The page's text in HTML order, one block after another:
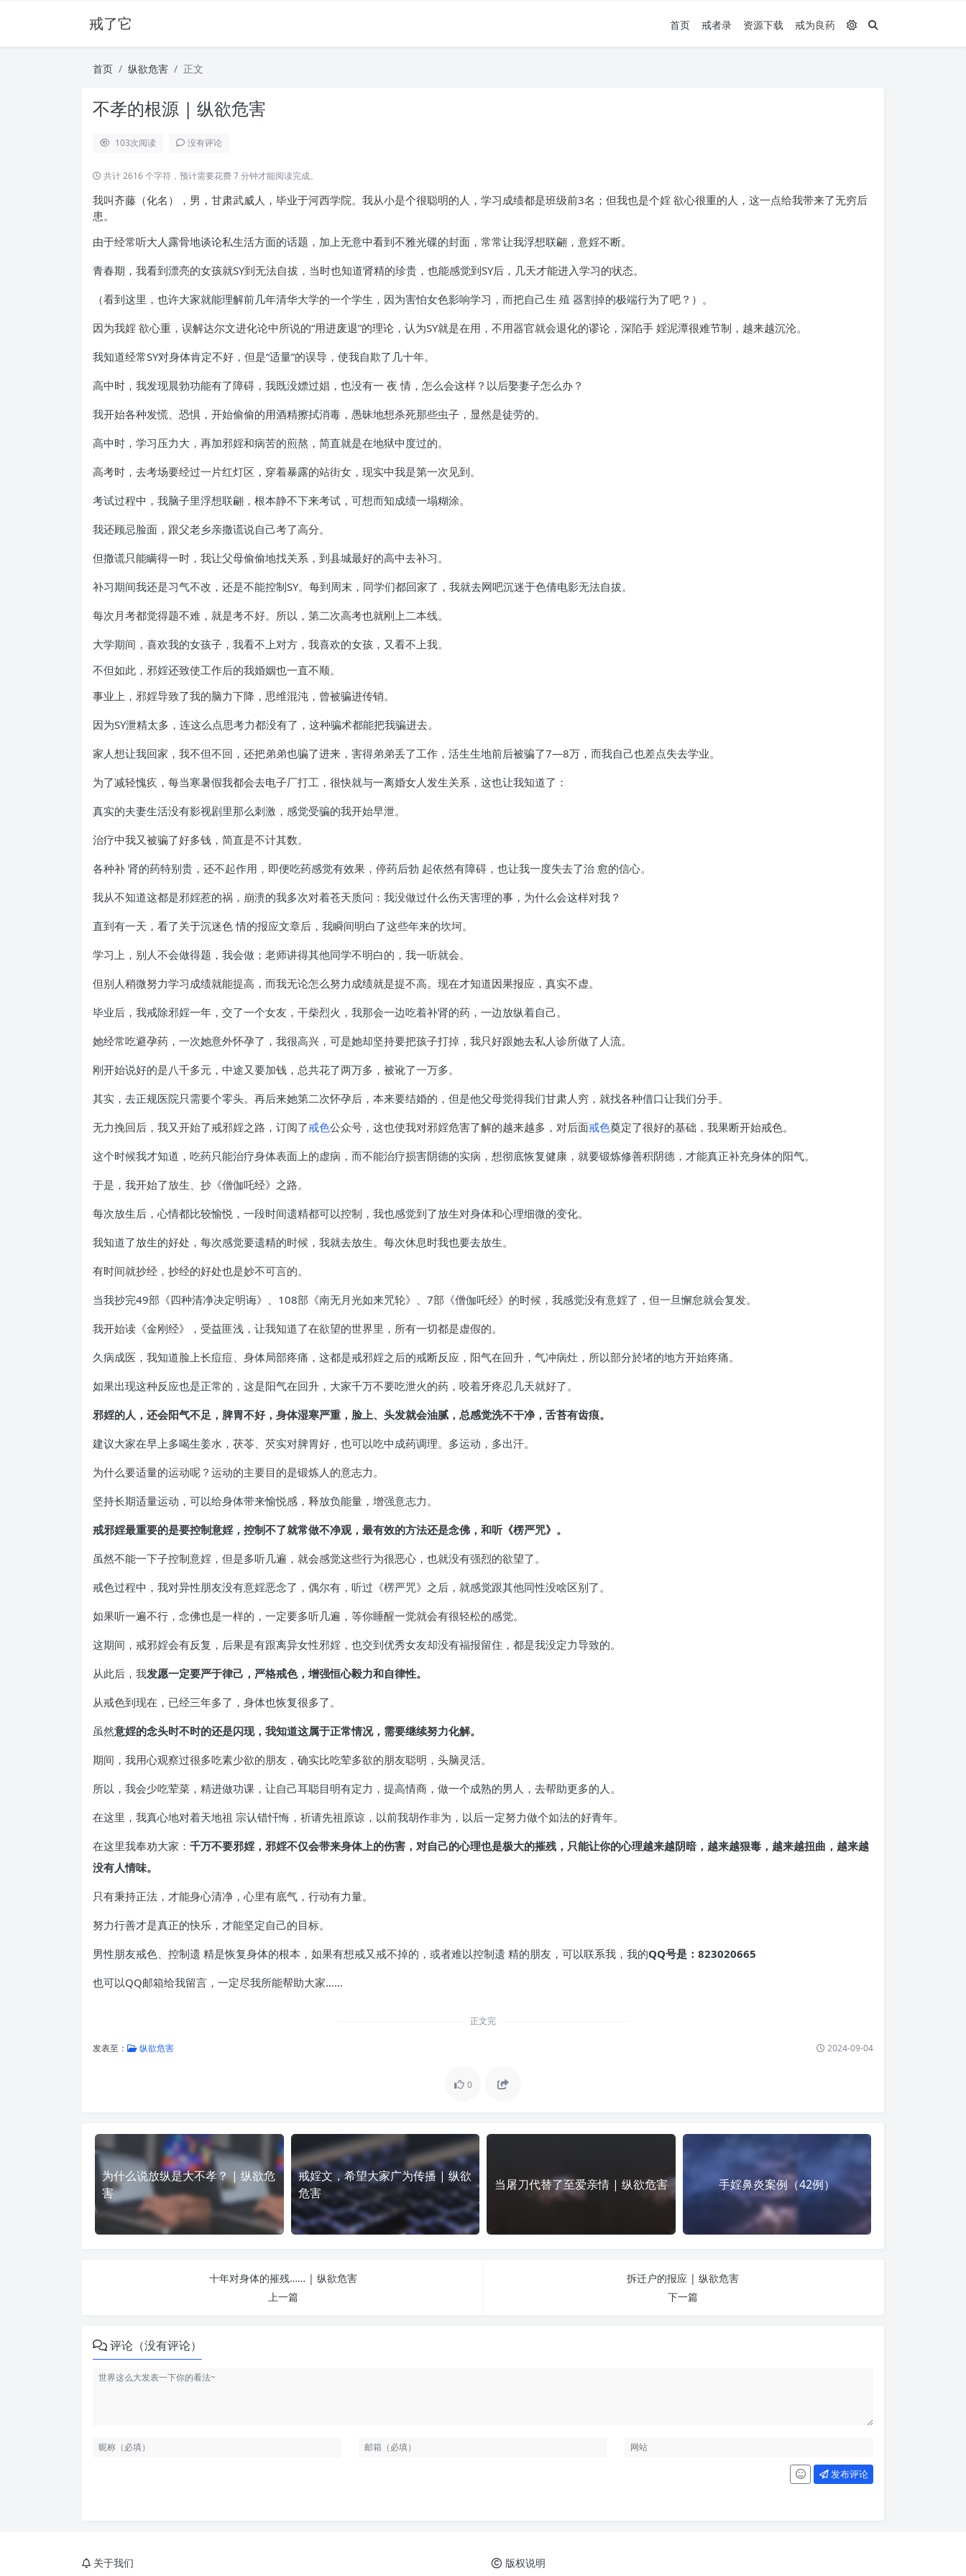
戒了它 首页 戒者录 资源下载 戒为良药
首页 纵欲危害 正文
不孝的根源 | 纵欲危害
103次阅读 没有评论
共计 2616 个字符，预计需要花费 7 分钟才能阅读完成。
我叫齐藤（化名），男，甘肃武威人，毕业于河西学院。我从小是个很聪明的人，学习成绩都是班级前3名；但我也是个婬 欲心很重的人，这一点给我带来了无穷后
患。
由于经常听大人露骨地谈论私生活方面的话题，加上无意中看到不雅光碟的封面，常常让我浮想联翩，意婬不断。
青春期，我看到漂亮的女孩就SY到无法自拔，当时也知道肾精的珍贵，也能感觉到SY后，几天才能进入学习的状态。
（看到这里，也许大家就能理解前几年清华大学的一个学生，因为害怕女色影响学习，而把自己生 殖 器割掉的极端行为了吧？）。
因为我婬 欲心重，误解达尔文进化论中所说的“用进废退”的理论，认为SY就是在用，不用器官就会退化的谬论，深陷手 婬泥潭很难节制，越来越沉沦。
我知道经常SY对身体肯定不好，但是“适量”的误导，使我自欺了几十年。
高中时，我发现晨勃功能有了障碍，我既没嫖过娼，也没有一 夜 情，怎么会这样？以后娶妻子怎么办？
我开始各种发慌、恐惧，开始偷偷的用酒精擦拭消毒，愚昧地想杀死那些虫子，显然是徒劳的。
高中时，学习压力大，再加邪婬和病苦的煎熬，简直就是在地狱中度过的。
高考时，去考场要经过一片红灯区，穿着暴露的站街女，现实中我是第一次见到。
考试过程中，我脑子里浮想联翩，根本静不下来考试，可想而知成绩一塌糊涂。
我还顾忌脸面，跟父老乡亲撒谎说自己考了高分。
但撒谎只能瞒得一时，我让父母偷偷地找关系，到县城最好的高中去补习。
补习期间我还是习气不改，还是不能控制SY。每到周末，同学们都回家了，我就去网吧沉迷于色倩电影无法自拔。
每次月考都觉得题不难，就是考不好。所以，第二次高考也就刚上二本线。
大学期间，喜欢我的女孩子，我看不上对方，我喜欢的女孩，又看不上我。
不但如此，邪婬还致使工作后的我婚姻也一直不顺。
事业上，邪婬导致了我的脑力下降，思维混沌，曾被骗进传销。
因为SY泄精太多，连这么点思考力都没有了，这种骗术都能把我骗进去。
家人想让我回家，我不但不回，还把弟弟也骗了进来，害得弟弟丢了工作，活生生地前后被骗了7—8万，而我自己也差点失去学业。
为了减轻愧疚，每当寒暑假我都会去电子厂打工，很快就与一离婚女人发生关系，这也让我知道了：
真实的夫妻生活没有影视剧里那么刺激，感觉受骗的我开始早泄。
治疗中我又被骗了好多钱，简直是不计其数。
各种补 肾的药特别贵，还不起作用，即便吃药感觉有效果，停药后勃 起依然有障碍，也让我一度失去了治 愈的信心。
我从不知道这都是邪婬惹的祸，崩溃的我多次对着苍天质问：我没做过什么伤天害理的事，为什么会这样对我？
直到有一天，看了关于沉迷色 情的报应文章后，我瞬间明白了这些年来的坎坷。
学习上，别人不会做得题，我会做；老师讲得其他同学不明白的，我一听就会。
但别人稍微努力学习成绩就能提高，而我无论怎么努力成绩就是提不高。现在才知道因果报应，真实不虚。
毕业后，我戒除邪婬一年，交了一个女友，干柴烈火，我那会一边吃着补肾的药，一边放纵着自己。
她经常吃避孕药，一次她意外怀孕了，我很高兴，可是她却坚持要把孩子打掉，我只好跟她去私人诊所做了人流。
刚开始说好的是八千多元，中途又要加钱，总共花了两万多，被讹了一万多。
其实，去正规医院只需要个零头。再后来她第二次怀孕后，本来要结婚的，但是他父母觉得我们甘肃人穷，就找各种借口让我们分手。
无力挽回后，我又开始了戒邪婬之路，订阅了戒色公众号，这也使我对邪婬危害了解的越来越多，对后面戒色奠定了很好的基础，我果断开始戒色。
这个时候我才知道，吃药只能治疗身体表面上的虚病，而不能治疗损害阴德的实病，想彻底恢复健康，就要锻炼修善积阴德，才能真正补充身体的阳气。
于是，我开始了放生、抄《僧伽吒经》之路。
每次放生后，心情都比较愉悦，一段时间遗精都可以控制，我也感觉到了放生对身体和心理细微的变化。
我知道了放生的好处，每次感觉要遗精的时候，我就去放生。每次休息时我也要去放生。
有时间就抄经，抄经的好处也是妙不可言的。
当我抄完49部《四种清净决定明诲》、108部《南无月光如来咒轮》、7部《僧伽吒经》的时候，我感觉没有意婬了，但一旦懈怠就会复发。
我开始读《金刚经》，受益匪浅，让我知道了在欲望的世界里，所有一切都是虚假的。
久病成医，我知道脸上长痘痘、身体局部疼痛，这都是戒邪婬之后的戒断反应，阳气在回升，气冲病灶，所以部分於堵的地方开始疼痛。
如果出现这种反应也是正常的，这是阳气在回升，大家千万不要吃泄火的药，咬着牙疼忍几天就好了。
邪婬的人，还会阳气不足，脾胃不好，身体湿寒严重，脸上、头发就会油腻，总感觉洗不干净，舌苔有齿痕。
建议大家在早上多喝生姜水，茯苓、芡实对脾胃好，也可以吃中成药调理。多运动，多出汗。
为什么要适量的运动呢？运动的主要目的是锻炼人的意志力。
坚持长期适量运动，可以给身体带来愉悦感，释放负能量，增强意志力。
戒邪婬最重要的是要控制意婬，控制不了就常做不净观，最有效的方法还是念佛，和听《楞严咒》。
虽然不能一下子控制意婬，但是多听几遍，就会感觉这些行为很恶心，也就没有强烈的欲望了。
戒色过程中，我对异性朋友没有意婬恶念了，偶尔有，听过《楞严咒》之后，就感觉跟其他同性没啥区别了。
如果听一遍不行，念佛也是一样的，一定要多听几遍，等你睡醒一觉就会有很轻松的感觉。
这期间，戒邪婬会有反复，后果是有跟离异女性邪婬，也交到优秀女友却没有福报留住，都是我没定力导致的。
从此后，我发愿一定要严于律己，严格戒色，增强恒心毅力和自律性。
从戒色到现在，已经三年多了，身体也恢复很多了。
虽然意婬的念头时不时的还是闪现，我知道这属于正常情况，需要继续努力化解。
期间，我用心观察过很多吃素少欲的朋友，确实比吃荤多欲的朋友聪明，头脑灵活。
所以，我会少吃荤菜，精进做功课，让自己耳聪目明有定力，提高情商，做一个成熟的男人，去帮助更多的人。
在这里，我真心地对着天地祖 宗认错忏悔，祈请先祖原谅，以前我胡作非为，以后一定努力做个如法的好青年。
在这里我奉劝大家： 千万不要邪婬，邪婬不仅会带来身体上的伤害，对自己的心理也是极大的摧残，只能让你的心理越来越阴暗，越来越狠毒，越来越扭曲，越来越
没有人情味。
只有秉持正法，才能身心清净，心里有底气，行动有力量。
努力行善才是真正的快乐，才能坚定自己的目标。
男性朋友戒色、控制遗 精是恢复身体的根本，如果有想戒又戒不掉的，或者难以控制遗 精的朋友，可以联系我，我的QQ号是：823020665
也可以QQ邮箱给我留言，一定尽我所能帮助大家……
正文完
发表至： 纵欲危害 2024-09-04
0
为什么说放纵是大不孝？ | 纵欲危
害
戒婬文，希望大家广为传播 | 纵欲
危害
当屠刀代替了至爱亲情 | 纵欲危害 手婬鼻炎案例（42例）
十年对身体的摧残…… | 纵欲危害
上一篇
拆迁户的报应 | 纵欲危害
下一篇
评论（没有评论）
发布评论
关于我们 版权说明